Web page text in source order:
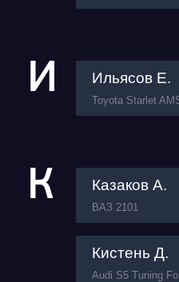
И Ильясов Е.
Toyota Starlet
К Казаков А.
ВАЗ 2101
Кистень Д.
Audi S5 Tuning